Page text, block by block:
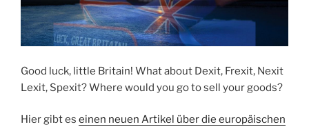
Good luck, little Britain! What about Dexit, Frexit, Nexit
Lexit, Spexit? Where would you go to sell your goods?
Hier gibt es einen neuen Artikel über die europäischen